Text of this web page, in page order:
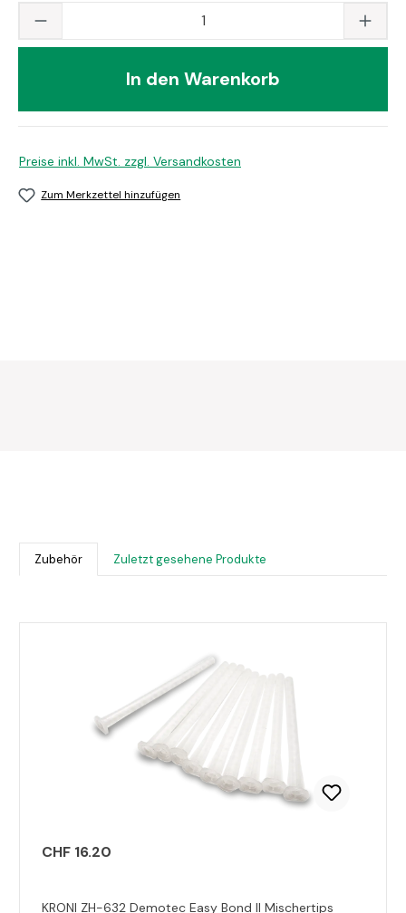
Produkt Anzahl: Gib den gewünschten
In den Warenkorb
Preise inkl. MwSt. zzgl. Versandkosten
Zum Merkzettel hinzufügen
Zubehör Zuletzt gesehene Produkte
CHF 16.20
KRONI ZH-632 Demotec Easy Bond II Mischertips